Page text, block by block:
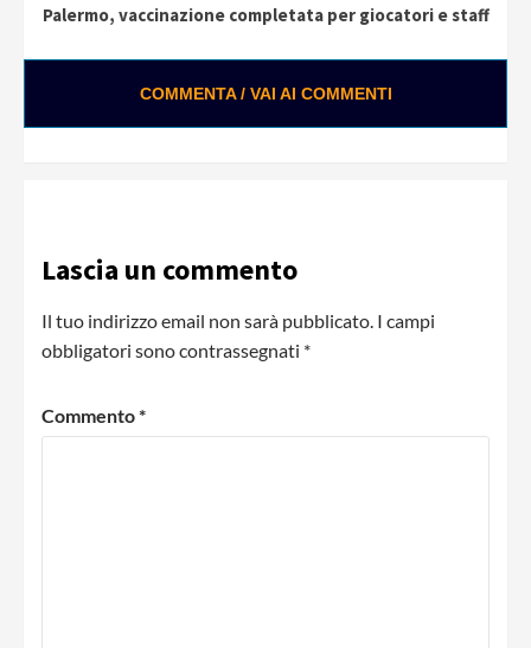
Palermo, vaccinazione completata per giocatori e staff
COMMENTA / VAI AI COMMENTI
Lascia un commento
Il tuo indirizzo email non sarà pubblicato. I campi
obbligatori sono contrassegnati *
Commento*